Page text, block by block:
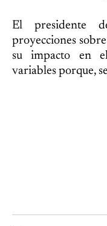
El presidente
proyecciones
su impacto en
variables porque,